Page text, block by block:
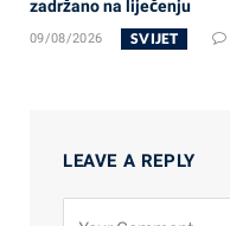
zadržano na liječenju
09/08/2026 SVIJET
LEAVE A REPLY